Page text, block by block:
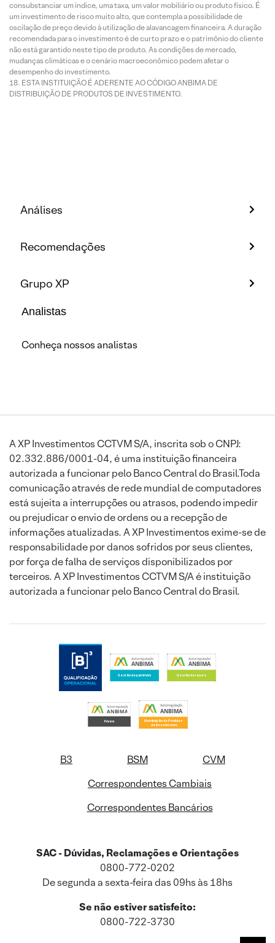
consubstanciar um índice, uma taxa, um valor mobiliário ou produto físico. É
um investimento de risco muito alto, que contempla a possibilidade de
oscilação de preço devido à utilização de alavancagem financeira. A duração
recomendada para o investimento é de curto prazo e o patrimônio do cliente
não está garantido neste tipo de produto. As condições de mercado,
mudanças climáticas e o cenário macroeconômico podem afetar o
desempenho do investimento.
ESTA INSTITUIÇÃO É ADERENTE AO CÓDIGO ANBIMA DE
DISTRIBUIÇÃO DE PRODUTOS DE INVESTIMENTO.
Análises
Recomendações
Grupo XP
Analistas
Conheça nossos analistas
A XP Investimentos CCTVM S/A, inscrita sob o CNPJ:
02.332.886/0001-04, é uma instituição financeira
autorizada a funcionar pelo Banco Central do Brasil.Toda
comunicação através de rede mundial de computadores
está sujeita a interrupções ou atrasos, podendo impedir
ou prejudicar o envio de ordens ou a recepção de
informações atualizadas. A XP Investimentos exime-se de
responsabilidade por danos sofridos por seus clientes,
por força de falha de serviços disponibilizados por
terceiros. A XP Investimentos CCTVM S/A é instituição
autorizada a funcionar pelo Banco Central do Brasil.
B3 BSM
CVM
Correspondentes Cambiais
Correspondentes Bancários
SAC - Dúvidas, Reclamações e Orientações
0800-772-0202
De segunda a sexta-feira das 09hs às 18hs
Se não estiver satisfeito:
0800-722-3730